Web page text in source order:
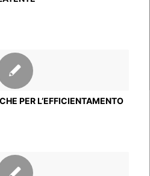
PER L’EFFICIENTAMENTO